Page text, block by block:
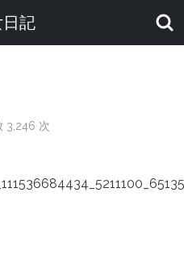
記
3,246 次